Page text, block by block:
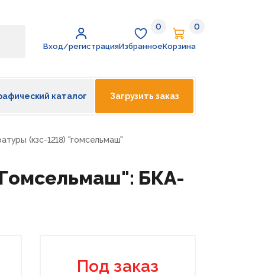
Вход/регистрация
Избранное
0
Избранное
Корзина
0
Корзина
каталог Загрузить заказ
(кзс-1218) "гомсельмаш"
БКА-
Под заказ